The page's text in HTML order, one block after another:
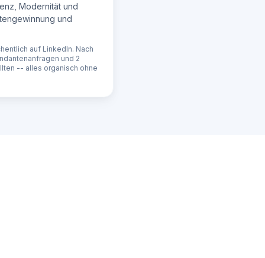
Modernität und
und
auf LinkedIn. Nach
und 2
-- alles organisch ohne